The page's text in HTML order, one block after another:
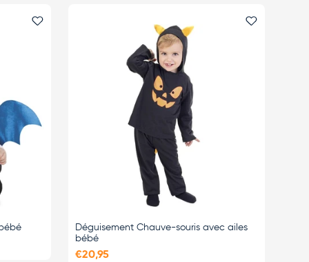
Ajouter le favori
Déguisement Chauve-souris avec ailes
bébé
€20,95